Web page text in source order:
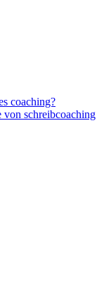
coaching?
von schreibcoaching